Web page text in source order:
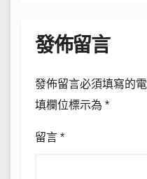
發佈留言
發佈留言必須填寫的
填欄位標示為 *
留言 *